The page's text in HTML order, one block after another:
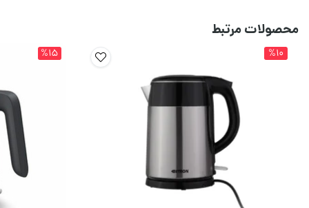
محصولات مرتبط
%10
%15